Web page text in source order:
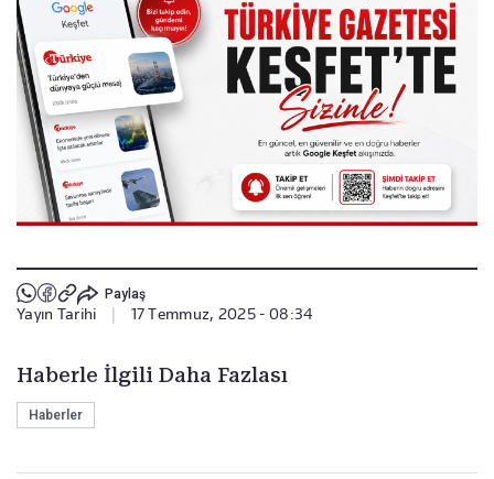
Paylaş
Yayın Tarihi 17 Temmuz, 2025 - 08:34
Haberle İlgili Daha Fazlası
Haberler